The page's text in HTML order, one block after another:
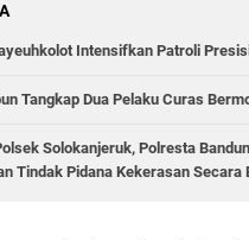
Intensifkan Patroli
Tangkap Dua Pelaku Curas
Solokanjeruk, Polresta
Tindak Pidana Kekerasan Secara